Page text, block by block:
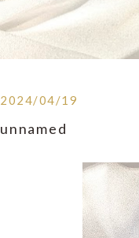
2024/04/19
unnamed